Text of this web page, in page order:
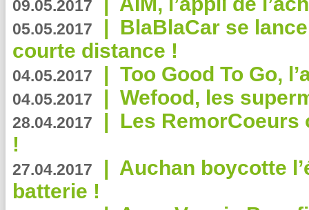
09.05.2017
05.05.2017 | BlaBlaCar se
courte distance !
04.05.2017 | Too Good To Go,
04.05.2017 | Wefood, les
28.04.2017 | Les RemorCoeurs
!
27.04.2017 | Auchan boycotte
batterie !